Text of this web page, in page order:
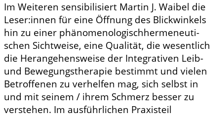
Im Weiteren sensibilisiert Martin J. Waibel die
Leser:innen für eine Öffnung des Blickwinkels
hin zu einer phänomenologisch­hermeneuti­
schen Sichtweise, eine Qualität, die wesentlich
die Herangehensweise der Integrativen Leib­
und Bewegungstherapie bestimmt und vielen
Betroffenen zu verhelfen mag, sich selbst in
und mit seinem / ihrem Schmerz bes­ser zu
verstehen. Im ausführlichen Praxisteil